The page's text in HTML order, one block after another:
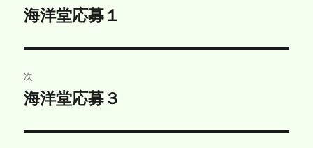
稿
ビ
ゲ
ー
前
投
稿:
海洋堂応募１
次
次
投
海洋堂応募３